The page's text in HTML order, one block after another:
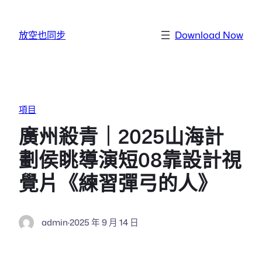
放空也同步 Download Now
項目
廣州殺青｜2025山海計
劃侯眺導演短08靠設計視
覺片《練習彈弓的人》
admin·2025 年 9 月 14 日